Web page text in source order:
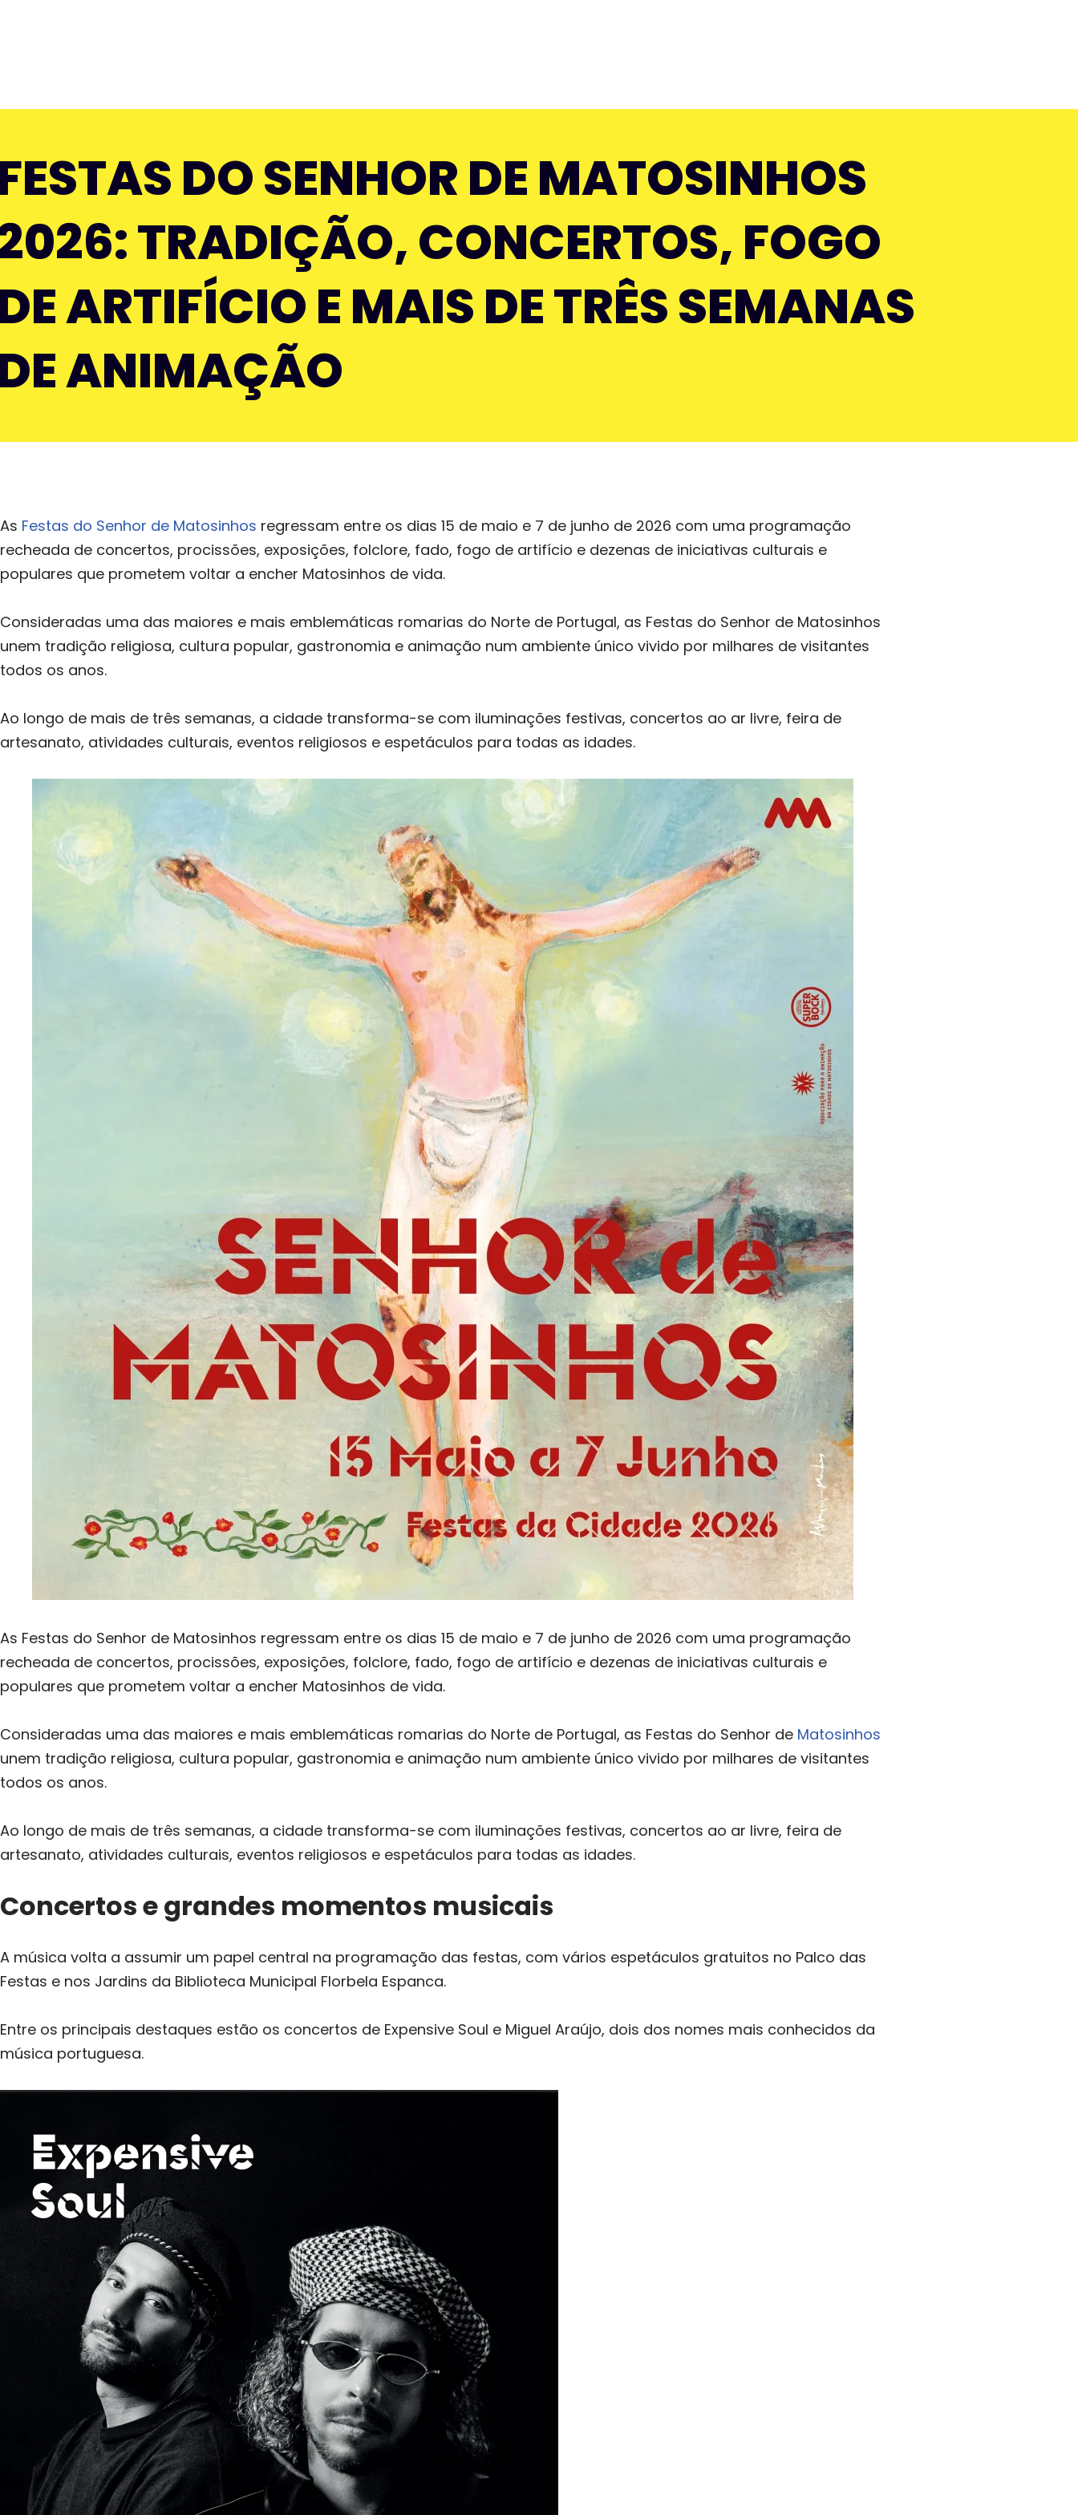
DO SENHOR DE MATOSINHOS
TRADIÇÃO, CONCERTOS, FOGO
ARTIFÍCIO E MAIS DE TRÊS SEMANAS
ANIMAÇÃO
As Festas do Senhor de Matosinhos regressam entre os dias 15 de maio e 7 de junho de 2026 com uma programação
recheada de concertos, procissões, exposições, folclore, fado, fogo de artifício e dezenas de iniciativas culturais e
populares que prometem voltar a encher Matosinhos de vida.
Consideradas uma das maiores e mais emblemáticas romarias do Norte de Portugal, as Festas do Senhor de Matosinhos
unem tradição religiosa, cultura popular, gastronomia e animação num ambiente único vivido por milhares de visitantes
todos os anos.
Ao longo de mais de três semanas, a cidade transforma-se com iluminações festivas, concertos ao ar livre, feira de
artesanato, atividades culturais, eventos religiosos e espetáculos para todas as idades.
As Festas do Senhor de Matosinhos regressam entre os dias 15 de maio e 7 de junho de 2026 com uma programação
recheada de concertos, procissões, exposições, folclore, fado, fogo de artifício e dezenas de iniciativas culturais e
populares que prometem voltar a encher Matosinhos de vida.
Consideradas uma das maiores e mais emblemáticas romarias do Norte de Portugal, as Festas do Senhor de Matosinhos
unem tradição religiosa, cultura popular, gastronomia e animação num ambiente único vivido por milhares de visitantes
todos os anos.
Ao longo de mais de três semanas, a cidade transforma-se com iluminações festivas, concertos ao ar livre, feira de
artesanato, atividades culturais, eventos religiosos e espetáculos para todas as idades.
Concertos e grandes momentos musicais
A música volta a assumir um papel central na programação das festas, com vários espetáculos gratuitos no Palco das
Festas e nos Jardins da Biblioteca Municipal Florbela Espanca.
Entre os principais destaques estão os concertos de Expensive Soul e Miguel Araújo, dois dos nomes mais conhecidos da
música portuguesa.